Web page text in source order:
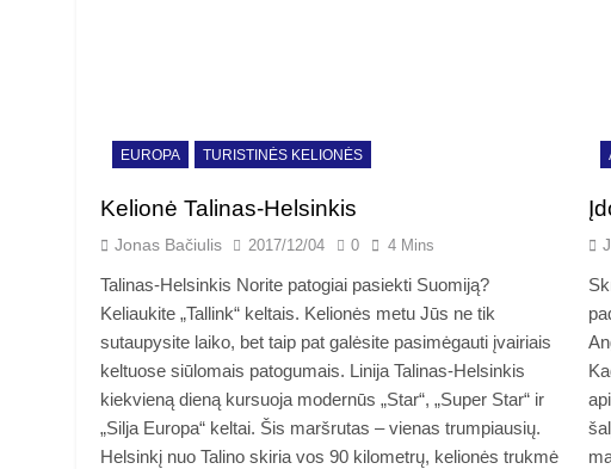
EUROPA TURISTINĖS KELIONĖS
Kelionė Talinas-Helsinkis
Jonas Bačiulis 2017/12/04 0 4 Mins
Talinas-Helsinkis Norite patogiai pasiekti Suomiją?
Keliaukite „Tallink“ keltais. Kelionės metu Jūs ne tik
sutaupysite laiko, bet taip pat galėsite pasimėgauti įvairiais
keltuose siūlomais patogumais. Linija Talinas-Helsinkis
kiekvieną dieną kursuoja modernūs „Star“, „Super Star“ ir
„Silja Europa“ keltai. Šis maršrutas – vienas trumpiausių.
Helsinkį nuo Talino skiria vos 90 kilometrų, kelionės trukmė